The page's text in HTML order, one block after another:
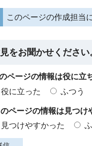
このページの作成担当
をお聞かせください
ページの情報は役に立
役に立った
ふつう
ページの情報は見つけ
見つけやすかった